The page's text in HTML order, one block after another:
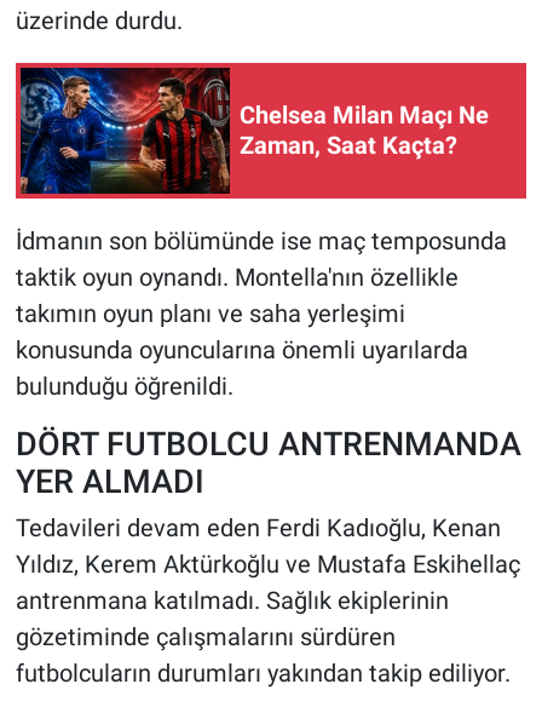
üzerinde durdu.
Chelsea Milan Maçı Ne
Zaman, Saat Kaçta?
İdmanın son bölümünde ise maç temposunda
taktik oyun oynandı. Montella'nın özellikle
takımın oyun planı ve saha yerleşimi
konusunda oyuncularına önemli uyarılarda
bulunduğu öğrenildi.
DÖRT FUTBOLCU ANTRENMANDA
YER ALMADI
Tedavileri devam eden Ferdi Kadıoğlu, Kenan
Yıldız, Kerem Aktürkoğlu ve Mustafa Eskihellaç
antrenmana katılmadı. Sağlık ekiplerinin
gözetiminde çalışmalarını sürdüren
futbolcuların durumları yakından takip ediliyor.